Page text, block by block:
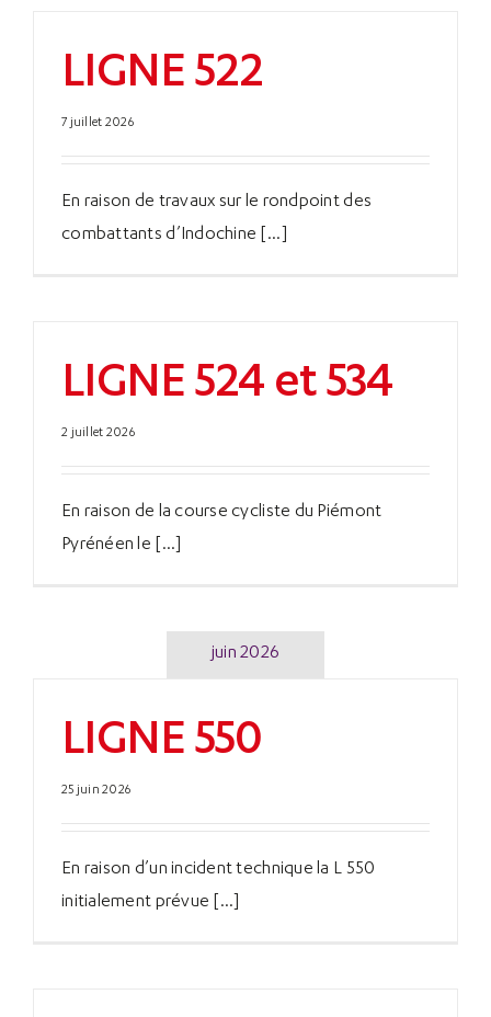
LIGNE 522
7 juillet 2026
En raison de travaux sur le rondpoint des
combattants d’Indochine [...]
LIGNE 524 et 534
2 juillet 2026
En raison de la course cycliste du Piémont
Pyrénéen le [...]
juin 2026
LIGNE 550
25 juin 2026
En raison d’un incident technique la L 550
initialement prévue [...]